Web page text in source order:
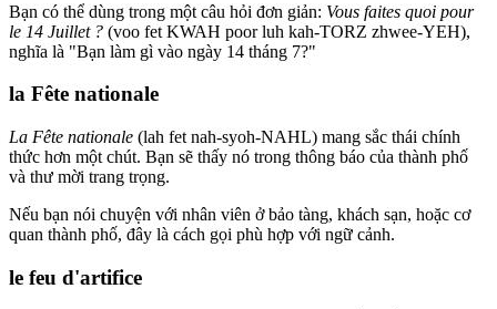
Bạn có thể dùng trong một câu hỏi đơn giản: Vous faites quoi pour
le 14 Juillet ? (voo fet KWAH poor luh kah-TORZ zhwee-YEH),
nghĩa là "Bạn làm gì vào ngày 14 tháng 7?"
la Fête nationale
La Fête nationale (lah fet nah-syoh-NAHL) mang sắc thái chính
thức hơn một chút. Bạn sẽ thấy nó trong thông báo của thành phố
và thư mời trang trọng.
Nếu bạn nói chuyện với nhân viên ở bảo tàng, khách sạn, hoặc cơ
quan thành phố, đây là cách gọi phù hợp với ngữ cảnh.
le feu d'artifice